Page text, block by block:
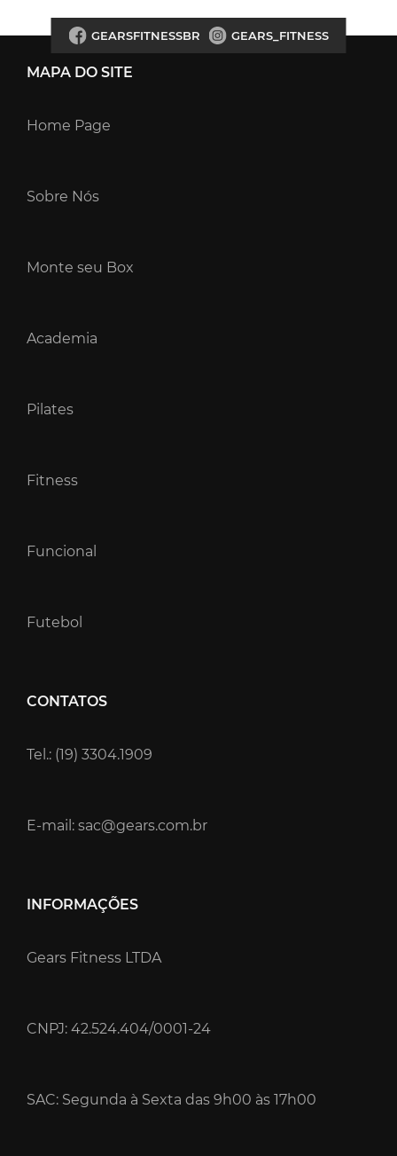
GEARSFITNESSBR GEARS_FITNESS
MAPA DO SITE
Home Page
Sobre Nós
Monte seu Box
Academia
Pilates
Fitness
Funcional
Futebol
CONTATOS
Tel.: (19) 3304.1909
E-mail: sac@gears.com.br
INFORMAÇÕES
Gears Fitness LTDA
CNPJ: 42.524.404/0001-24
SAC: Segunda à Sexta das 9h00 às 17h00